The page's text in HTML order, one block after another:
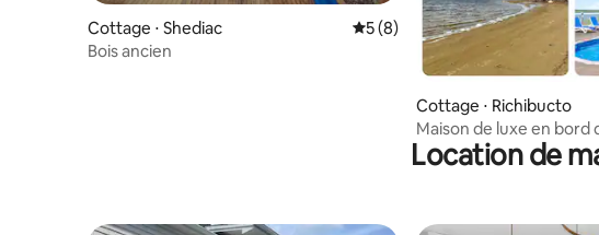
Cottage ⋅ Shediac Évaluation moyenne sur la base
5 (8)
Bois ancien
Cottage ⋅ Richibucto
Maison de luxe en bord
piscine et jacuzzi Tub 97
Location de